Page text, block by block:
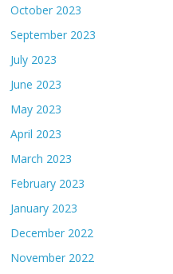
October 2023
September 2023
July 2023
June 2023
May 2023
April 2023
March 2023
February 2023
January 2023
December 2022
November 2022